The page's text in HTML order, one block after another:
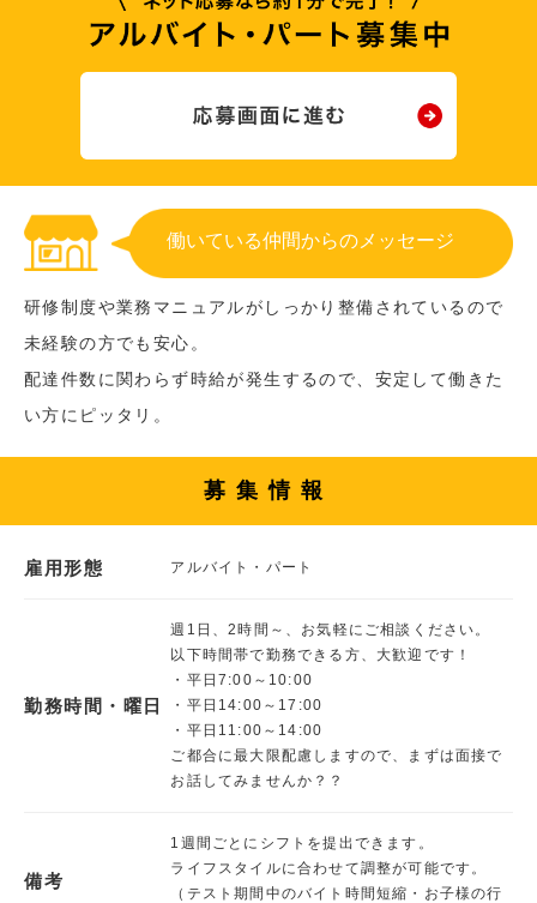
働いている仲間からのメッセージ
研修制度や業務マニュアルがしっかり整備されているので
未経験の方でも安心。
配達件数に関わらず時給が発生するので、安定して働きた
い方にピッタリ。
募集情報
雇用形態 アルバイト・パート
勤務時間・曜日
週1日、2時間～、お気軽にご相談ください。
以下時間帯で勤務できる方、大歓迎です！
・平日7:00～10:00
・平日14:00～17:00
・平日11:00～14:00
ご都合に最大限配慮しますので、まずは面接で
お話してみませんか？？
備考
1週間ごとにシフトを提出できます。
ライフスタイルに合わせて調整が可能です。
（テスト期間中のバイト時間短縮・お子様の行